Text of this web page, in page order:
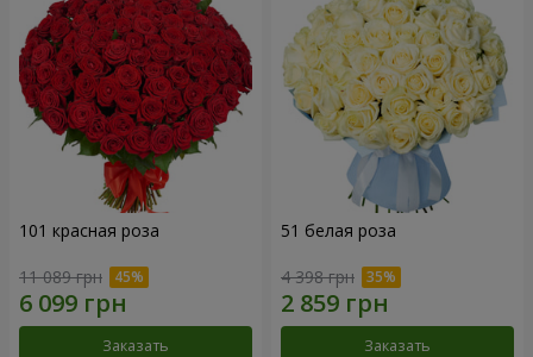
101 красная роза
11 089 грн
Заказать
51 белая роза
4 398 грн
Заказать